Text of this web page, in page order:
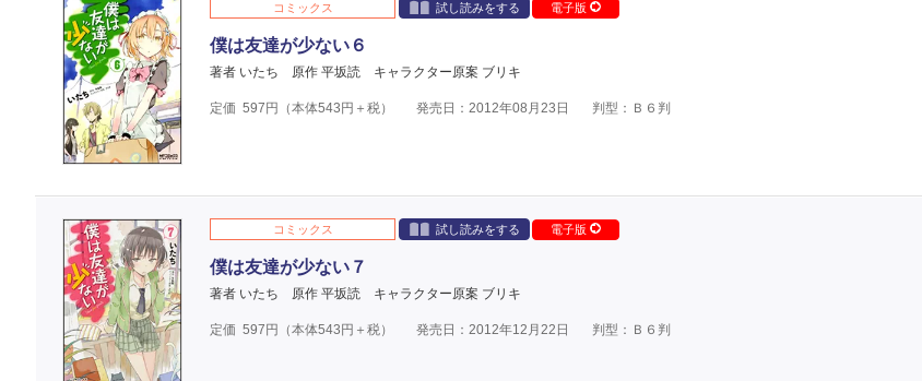
コミックス 試し読みをする 電子版
僕は友達が少ない６
著者 いたち 原作 平坂読 キャラクター原案 ブリキ
定価 597円（本体543円＋税） 発売日：2012年08月23日 判型：Ｂ６判
コミックス 試し読みをする 電子版
僕は友達が少ない７
著者 いたち 原作 平坂読 キャラクター原案 ブリキ
定価 597円（本体543円＋税） 発売日：2012年12月22日 判型：Ｂ６判